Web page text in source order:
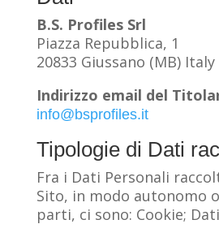
B.S. Profiles Srl
Piazza Repubblica, 1
20833 Giussano (MB) Italy
Indirizzo email del
info@bsprofiles.it
Tipologie di Dati
Fra i Dati Personali
Sito, in modo autonomo
parti, ci sono: Cookie;